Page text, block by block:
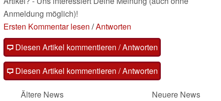
Anmeldung möglich)!
Ersten Kommentar lesen /Antworten
Diesen Artikel kommentieren / Antworten
Diesen Artikel kommentieren / Antworten
Ältere News
Neuere News